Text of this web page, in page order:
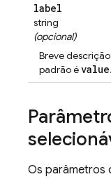
label
string
(opcional)
Breve
padrão évalue.
Os parâmetros